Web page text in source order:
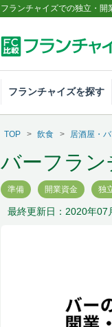
フランチャイズでの独立・開
フランチャイズを探す
TOP 飲食 居酒屋・
バーフラン
準備 開業資金 独
最終更新日：2020年07